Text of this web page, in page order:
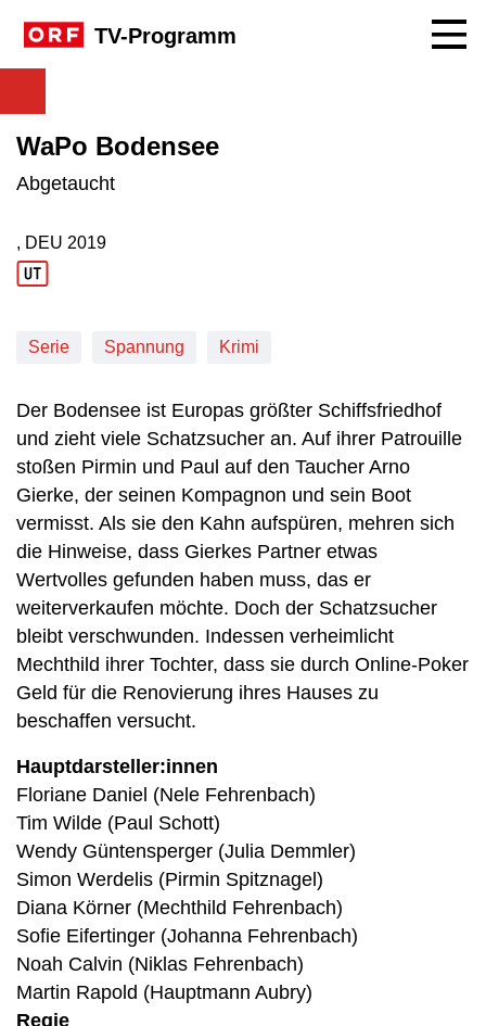
TV-Programm
WaPo Bodensee
Abgetaucht
Produktionsland: DEU
, DEU
Produktionsjahr: 2019
2019
Serie Spannung Krimi
Der Bodensee ist Europas größter Schiffsfriedhof
und zieht viele Schatzsucher an. Auf ihrer Patrouille
stoßen Pirmin und Paul auf den Taucher Arno
Gierke, der seinen Kompagnon und sein Boot
vermisst. Als sie den Kahn aufspüren, mehren sich
die Hinweise, dass Gierkes Partner etwas
Wertvolles gefunden haben muss, das er
weiterverkaufen möchte. Doch der Schatzsucher
bleibt verschwunden. Indessen verheimlicht
Mechthild ihrer Tochter, dass sie durch Online-Poker
Geld für die Renovierung ihres Hauses zu
beschaffen versucht.
Hauptdarsteller:innen
Floriane Daniel (Nele Fehrenbach)
Tim Wilde (Paul Schott)
Wendy Güntensperger (Julia Demmler)
Simon Werdelis (Pirmin Spitznagel)
Diana Körner (Mechthild Fehrenbach)
Sofie Eifertinger (Johanna Fehrenbach)
Noah Calvin (Niklas Fehrenbach)
Martin Rapold (Hauptmann Aubry)
Regie